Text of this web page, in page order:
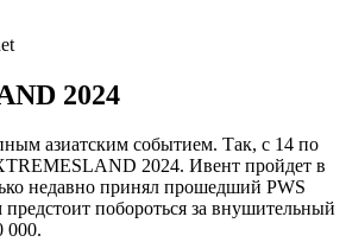
2024
азиатским событием. Так, с 14 по
2024. Ивент пройдет в
недавно принял прошедший PWS
побороться за внушительный
000.